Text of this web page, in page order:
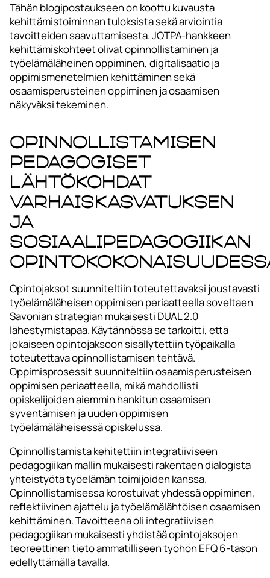
Tähän blogipostaukseen on koottu kuvausta
kehittämistoiminnan tuloksista sekä arviointia
tavoitteiden saavuttamisesta. JOTPA-hankkeen
kehittämiskohteet olivat opinnollistaminen ja
työelämäläheinen oppiminen, digitalisaatio ja
oppimismenetelmien kehittäminen sekä
osaamisperusteinen oppiminen ja osaamisen
näkyväksi tekeminen.
Opinnollistamisen
pedagogiset
lähtökohdat
varhaiskasvatuksen
ja
sosiaalipedagogiikan
Opintojaksot suunniteltiin toteutettavaksi joustavasti
työelämäläheisen oppimisen periaatteella soveltaen
Savonian strategian mukaisesti DUAL 2.0
lähestymistapaa. Käytännössä se tarkoitti, että
jokaiseen opintojaksoon sisällytettiin työpaikalla
toteutettava opinnollistamisen tehtävä.
Oppimisprosessit suunniteltiin osaamisperusteisen
oppimisen periaatteella, mikä mahdollisti
opiskelijoiden aiemmin hankitun osaamisen
syventämisen ja uuden oppimisen
työelämäläheisessä opiskelussa.
Opinnollistamista kehitettiin integratiiviseen
pedagogiikan mallin mukaisesti rakentaen dialogista
yhteistyötä työelämän toimijoiden kanssa.
Opinnollistamisessa korostuivat yhdessä oppiminen,
reflektiivinen ajattelu ja työelämälähtöisen osaamisen
kehittäminen. Tavoitteena oli integratiivisen
pedagogiikan mukaisesti yhdistää opintojaksojen
teoreettinen tieto ammatilliseen työhön EFQ 6-tason
edellyttämällä tavalla.